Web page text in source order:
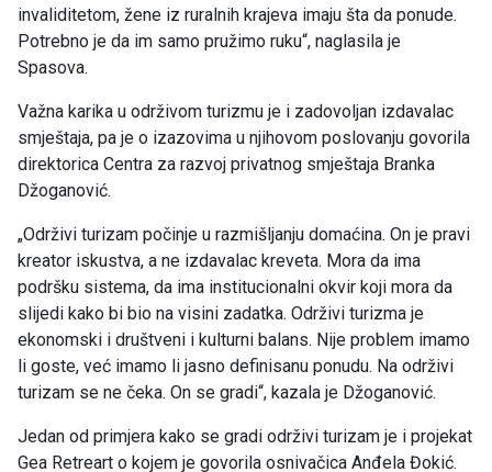
invaliditetom, žene iz ruralnih krajeva imaju šta da ponude.
Potrebno je da im samo pružimo ruku“, naglasila je
Spasova.
Važna karika u održivom turizmu je i zadovoljan izdavalac
smještaja, pa je o izazovima u njihovom poslovanju govorila
direktorica Centra za razvoj privatnog smještaja Branka
Džoganović.
„Održivi turizam počinje u razmišljanju domaćina. On je pravi
kreator iskustva, a ne izdavalac kreveta. Mora da ima
podršku sistema, da ima institucionalni okvir koji mora da
slijedi kako bi bio na visini zadatka. Održivi turizma je
ekonomski i društveni i kulturni balans. Nije problem imamo
li goste, već imamo li jasno definisanu ponudu. Na održivi
turizam se ne čeka. On se gradi“, kazala je Džoganović.
Jedan od primjera kako se gradi održivi turizam je i projekat
Gea Retreart o kojem je govorila osnivačica Anđela Đokić.